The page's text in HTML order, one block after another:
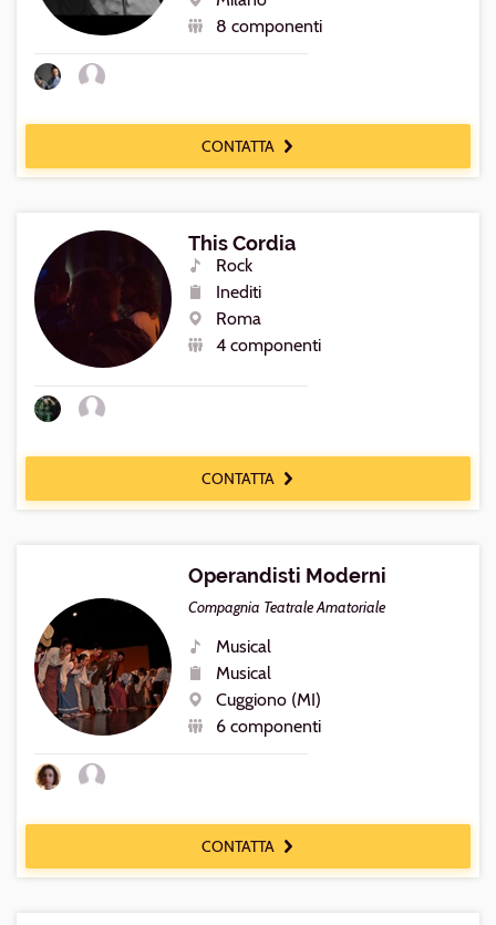
Luogo
componenti
8 componenti
CONTATTA
This Cordia
Generi
Rock
Repertorio
Inediti
Luogo
Roma
4 componenti
CONTATTA
Operandisti Moderni
Compagnia Teatrale Amatoriale
Generi
Musical
Repertorio
Musical
Luogo
Cuggiono (MI)
componenti
6 componenti
CONTATTA